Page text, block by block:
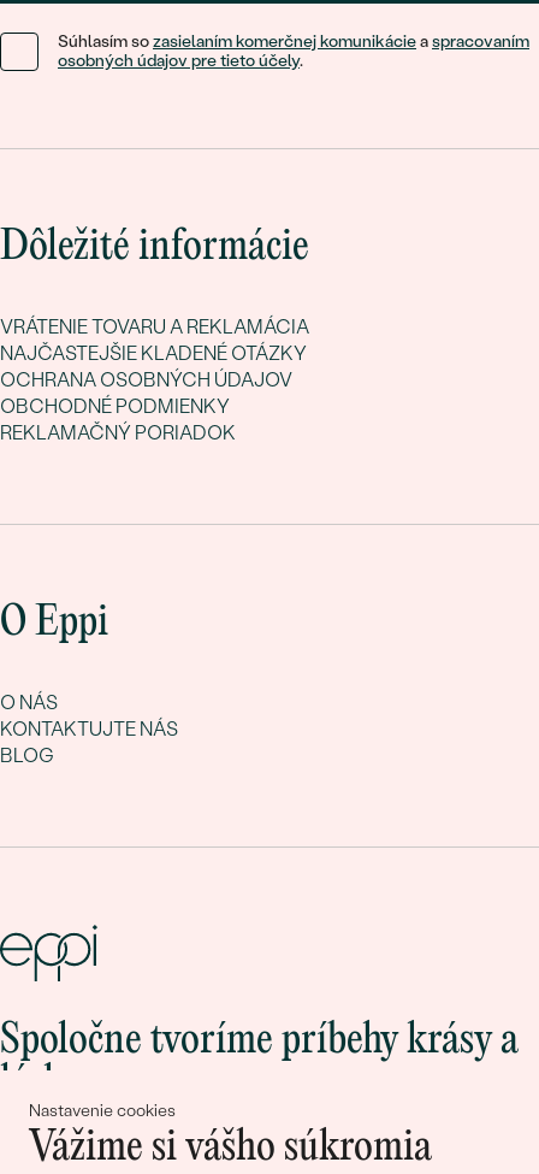
Nastavenie cookies
Vážime si vášho súkromia
Súhlasím sozasielaním komerčnej komunikácieaspracovaním
osobných údajov pre tieto účely.
Dôležité informácie
VRÁTENIE TOVARU A REKLAMÁCIA
NAJČASTEJŠIE KLADENÉ OTÁZKY
OCHRANA OSOBNÝCH ÚDAJOV
OBCHODNÉ PODMIENKY
REKLAMAČNÝ PORIADOK
O Eppi
O NÁS
KONTAKTUJTE NÁS
BLOG
Spoločne tvoríme príbehy krásy a
lásky
Pripojte sa k nám!